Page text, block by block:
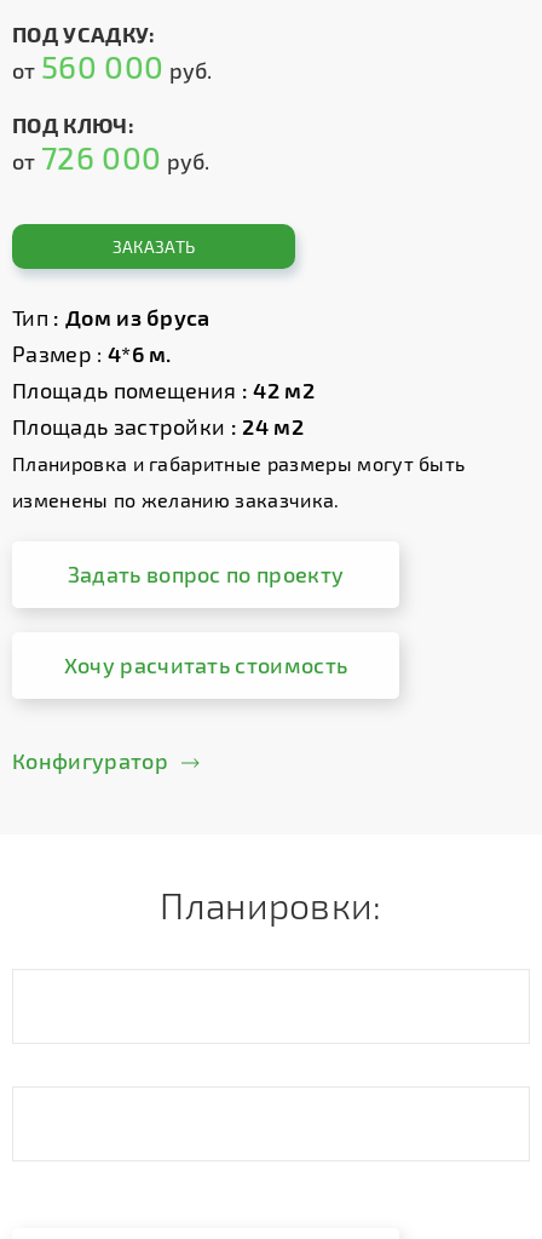
ПОД УСАДКУ:
от 560 000 руб.
ПОД КЛЮЧ:
от 726 000 руб.
ЗАКАЗАТЬ
Тип : Дом из бруса
Размер : 4*6 м.
Площадь помещения : 42 м2
Площадь застройки : 24 м2
Планировка и габаритные размеры могут быть
изменены по желанию заказчика.
Задать вопрос по проекту
Хочу расчитать стоимость
Конфигуратор
Планировки: